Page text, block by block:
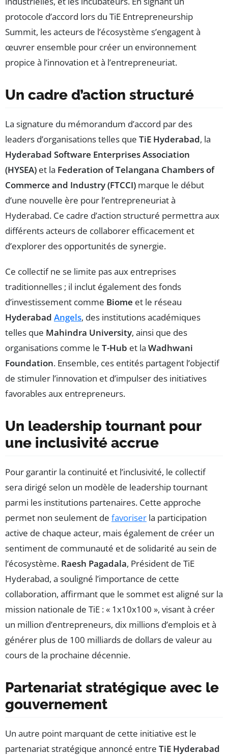
protocole d’accord lors du TiE Entrepreneurship
Summit, les acteurs de l’écosystème s’engagent à
œuvrer ensemble pour créer un environnement
propice à l’innovation et à l’entrepreneuriat.
Un cadre d’action structuré
La signature du mémorandum d’accord par des
leaders d’organisations telles que TiE Hyderabad, la
Hyderabad Software Enterprises Association
(HYSEA) et la Federation of Telangana Chambers of
Commerce and Industry (FTCCI) marque le début
d’une nouvelle ère pour l’entrepreneuriat à
Hyderabad. Ce cadre d’action structuré permettra aux
différents acteurs de collaborer efficacement et
d’explorer des opportunités de synergie.
Ce collectif ne se limite pas aux entreprises
traditionnelles ; il inclut également des fonds
d’investissement comme Biome et le réseau
Hyderabad Angels, des institutions académiques
telles que Mahindra University, ainsi que des
organisations comme le T-Hub et la Wadhwani
Foundation. Ensemble, ces entités partagent l’objectif
de stimuler l’innovation et d’impulser des initiatives
favorables aux entrepreneurs.
Un leadership tournant pour
une inclusivité accrue
Pour garantir la continuité et l’inclusivité, le collectif
sera dirigé selon un modèle de leadership tournant
parmi les institutions partenaires. Cette approche
permet non seulement de favoriser la participation
active de chaque acteur, mais également de créer un
sentiment de communauté et de solidarité au sein de
l’écosystème. Raesh Pagadala, Président de TiE
Hyderabad, a souligné l’importance de cette
collaboration, affirmant que le sommet est aligné sur la
mission nationale de TiE : « 1x10x100 », visant à créer
un million d’entrepreneurs, dix millions d’emplois et à
générer plus de 100 milliards de dollars de valeur au
cours de la prochaine décennie.
Partenariat stratégique avec le
gouvernement
Un autre point marquant de cette initiative est le
partenariat stratégique annoncé entre TiE Hyderabad